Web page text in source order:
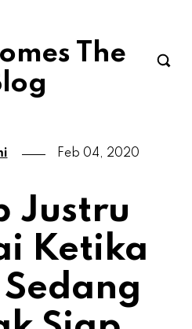
The
Feb 04, 2020
Justru
Ketika